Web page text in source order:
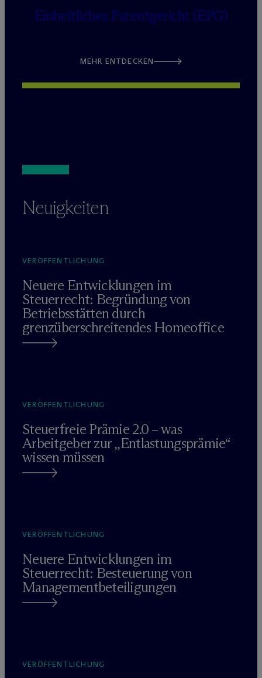
Einheitliches Patentgericht (EPG)
MEHR ENTDECKEN
Neuigkeiten
VERÖFFENTLICHUNG
Neuere Entwicklungen im
Steuerrecht: Begründung von
Betriebsstätten durch
grenzüberschreitendes Homeoffice
VERÖFFENTLICHUNG
Steuerfreie Prämie 2.0 – was
Arbeitgeber zur „Entlastungsprämie“
wissen müssen
VERÖFFENTLICHUNG
Neuere Entwicklungen im
Steuerrecht: Besteuerung von
Managementbeteiligungen
VERÖFFENTLICHUNG